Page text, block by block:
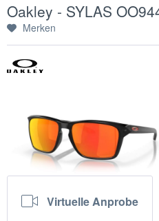
Oakley - SYLAS
Merken
Virtuelle Anprobe